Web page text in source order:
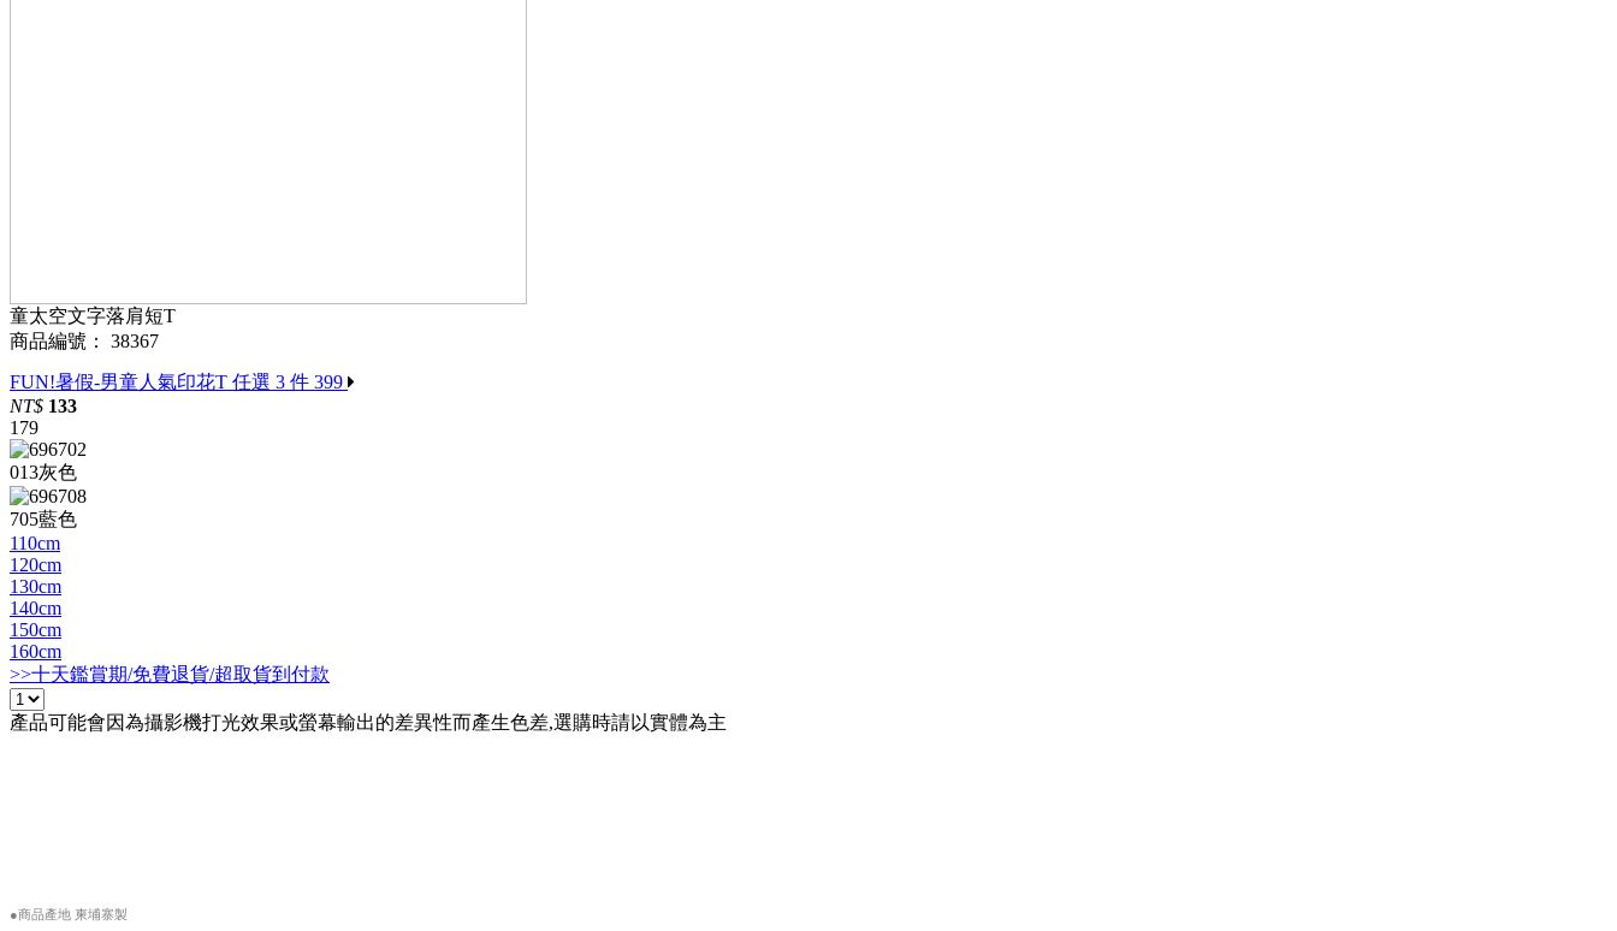
童太空文字落肩短T
商品編號： 38367
FUN!暑假-男童人氣印花T 任選 3 件 399
NT$ 133
179
013灰色
705藍色
110cm
120cm
130cm
140cm
150cm
160cm
>>十天鑑賞期/免費退貨/超取貨到付款
產品可能會因為攝影機打光效果或螢幕輸出的差異性而產生色差,選購時請以實體為主
●商品產地 柬埔寨製